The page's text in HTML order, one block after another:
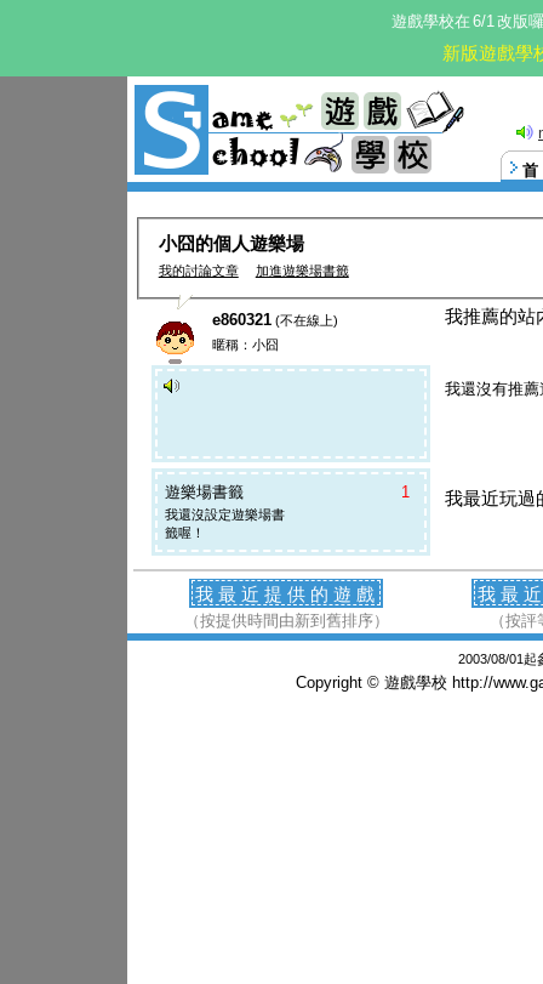
遊戲學校在 6/1改版
新版遊戲學
小囧的個人遊樂場
我的討論文章 加進遊樂場書籤
e860321 (不在線上)
暱稱：小囧
遊樂場書籤 1
我還沒設定遊樂場書
籤喔！
我推薦的站
我還沒有推
我最近玩過
我最近提供的遊戲
（按提供時間由新到舊排序）
我最
（按
2003/08/01起
Copyright © 遊戲學校 http://